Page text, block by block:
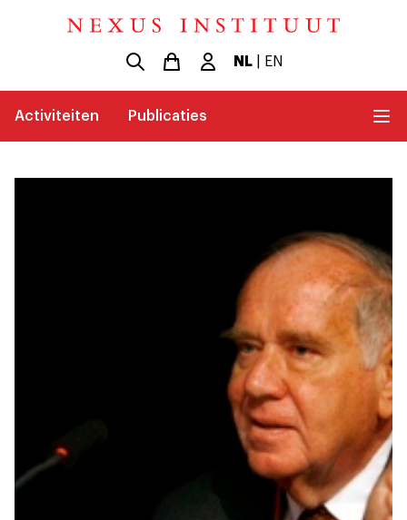
NL| EN
Activiteiten Publicaties